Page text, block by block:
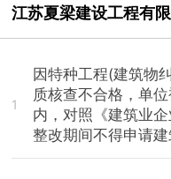
江苏夏梁建设工程有
1
因特种工程(建筑物
质核查不合格，单
内，对照《建筑业
整改期间不得申请